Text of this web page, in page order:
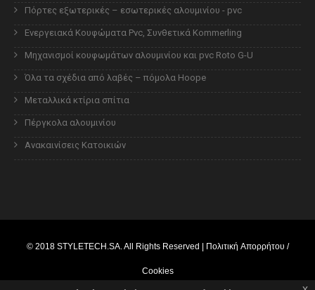
Πόρτες εξωτερικές – εσωτερικές αλουμινίου - pvc
Ενεργειακά Κουφώματα Pvc, Συνθετικά Kommerling
Μηχανισμοί κουφωμάτων αλουμινίου και pvc Roto G-U
Όλα τα σχέδια από λαβές – πόμολα Hoope
Μεταλλικά κτίρια σπίτια
Πέργκολα αλουμινίου
Ανακαινίσεις Κατοικιών
© 2018 STYLETECH.SA. All Rights Reserved | Πολιτική Απορρήτου /
Cookies